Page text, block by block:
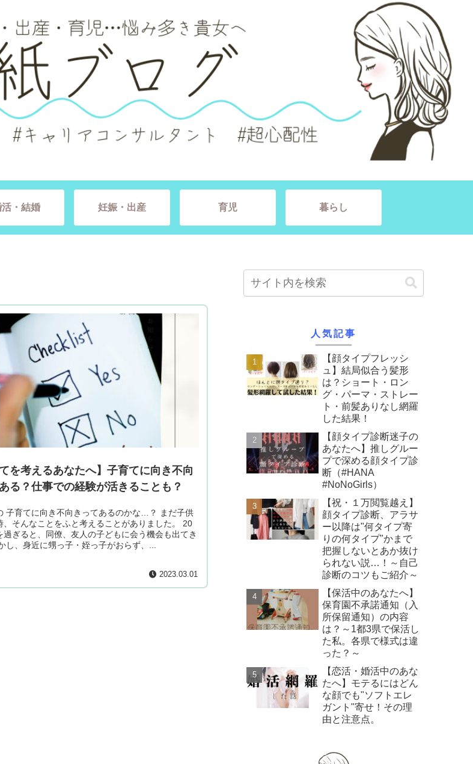
活・結婚 妊娠・出産 育児 暮らし
てを考えるあなたへ】子育てに向き不向
る？仕事での経験が活きることも？
子育てに向き不向きってあるのかな…？ まだ子供
、そんなことをふと考えることがありました。 20
過ぎると、同僚、友人の子どもに会う機会も出てき
し、身近に甥っ子・姪っ子がおらず、...
2023.03.01
人気記事
【顔タイプフレッシ
ュ】結局似合う髪形
は？ショート・ロン
グ・パーマ・ストレー
ト・前髪ありなし網羅
した結果！
【顔タイプ診断迷子の
あなたへ】推しグルー
プで深める顔タイプ診
断（#HANA
#NoNoGirls）
【祝・１万閲覧越え】
顔タイプ診断、アラサ
ー以降は"何タイプ寄
りの何タイプ"かまで
把握しないとあか抜け
られない説…！～自己
診断のコツもご紹介～
【保活中のあなたへ】
保育園不承諾通知（入
所保留通知）の内容
は？～1都3県で保活し
た私。各県で様式は違
った？～
【恋活・婚活中のあな
たへ】モテるにはどん
な顔でも"ソフトエレ
ガント"寄せ！その理
由と注意点。